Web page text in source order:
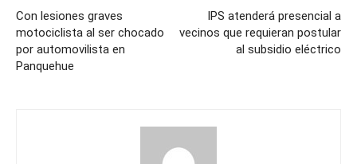
Con lesiones graves
motociclista al ser chocado
por automovilista en
Panquehue
IPS atenderá presencial a
vecinos que requieran postular
al subsidio eléctrico